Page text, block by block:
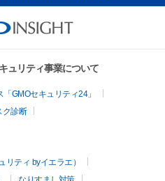
ュリティ事業について
GMOセキュリティ24」
ク診断
ティ byイエラエ）